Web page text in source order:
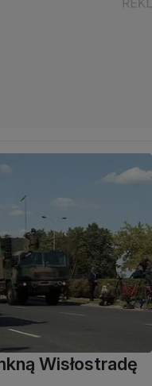
Wisłostradę